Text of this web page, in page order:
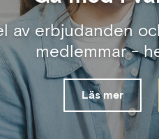
av erbjudanden
medlemmar -
Läs mer